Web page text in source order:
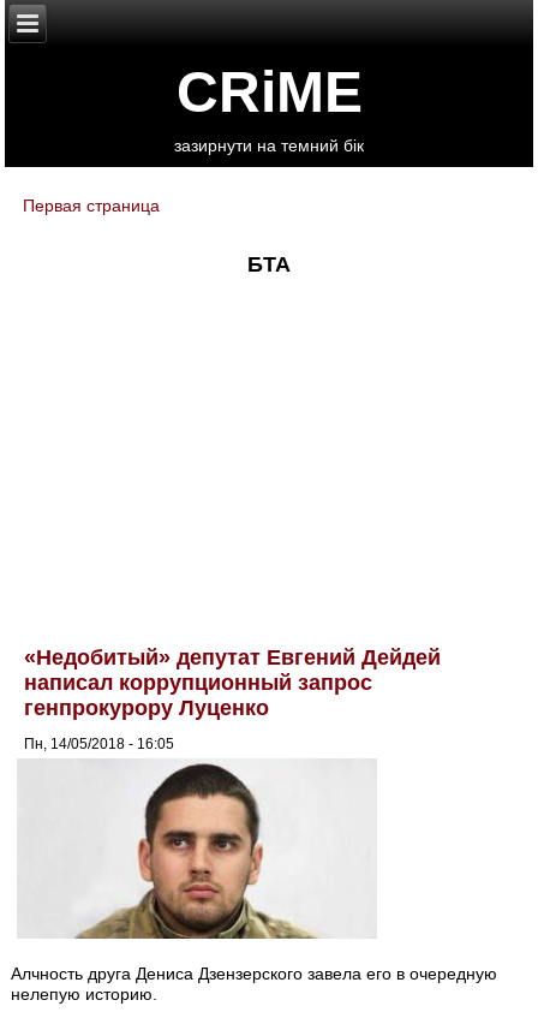
CRiME
зазирнути на темний бік
You are here
Первая страница
БТА
«Недобитый» депутат Евгений Дейдей
написал коррупционный запрос
генпрокурору Луценко
Пн, 14/05/2018 - 16:05
Алчность друга Дениса Дзензерского завела его в очередную
нелепую историю.